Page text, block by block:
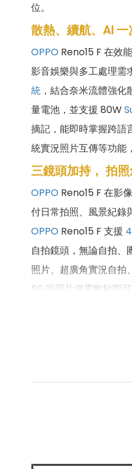
位。
散熱、續航、AI
OPPO Reno15 F 在效
影音娛樂與多工處理需
統 ，結合奈米流體強
量電池，並支援 80W
摘記，能即時掌握跨語
統實況照片互傳等功能
三鏡頭加持， 拍
OPPO Reno15 F 在影
付日常拍照、風景紀錄
OPPO Reno15 F 支援
自拍鏡頭，無論自拍、
照片、超廣角實況自拍、
60 張照片僅需數秒即